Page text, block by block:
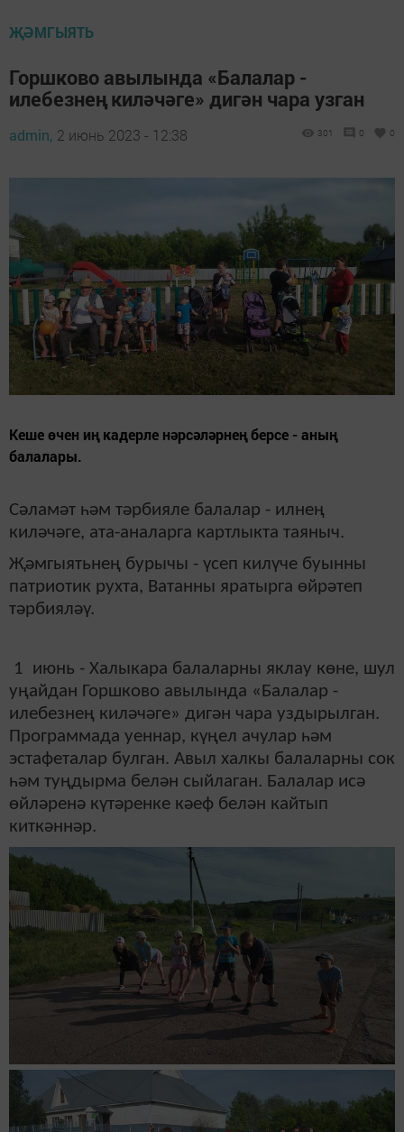
ҖӘМГЫЯТЬ
Горшково авылында «Балалар -
илебезнең киләчәге» дигән чара узган
admin, 2 июнь 2023 - 12:38 301 0 0
Кеше өчен иң кадерле нәрсәләрнең берсе - аның
балалары.
Сәламәт һәм тәрбияле балалар - илнең
киләчәге, ата-аналарга картлыкта таяныч.
Җәмгыятьнең бурычы - үсеп килүче буынны
патриотик рухта, Ватанны яратырга өйрәтеп
тәрбияләү.
1 июнь - Халыкара балаларны яклау көне, шул
уңайдан Горшково авылында «Балалар -
илебезнең киләчәге» дигән чара уздырылган.
Программада уеннар, күңел ачулар һәм
эстафеталар булган. Авыл халкы балаларны сок
һәм туңдырма белән сыйлаган. Балалар исә
өйләренә күтәренке кәеф белән кайтып
киткәннәр.